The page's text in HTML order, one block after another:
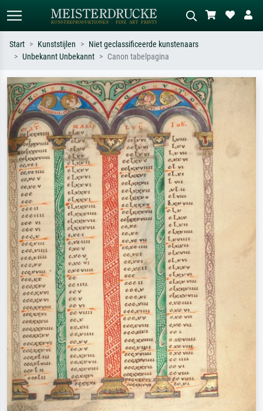
Zoek op kunstenaar, titel of stijl – bijv.
Monet, Sterrennacht, impressionisme,
Hokusai-golf, naakt.
Beschrijf de scène – bijv. groene
weide, abstract met veel rood, donker
olieverfschilderij, staand naakt naast
een boom.
Start Kunststijlen
Niet geclassificeerde kunstenaars
Unbekannt Unbekannt
Canon tabelpagina